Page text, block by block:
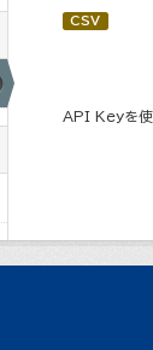
CSV
API Keyを使